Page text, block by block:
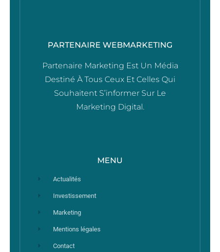
PARTENAIRE WEBMARKETING
Partenaire Marketing Est Un Média
Destiné À Tous Ceux Et Celles Qui
Souhaitent S’informer Sur Le
Marketing Digital.
MENU
Actualités
Investissement
Marketing
Mentions légales
Contact